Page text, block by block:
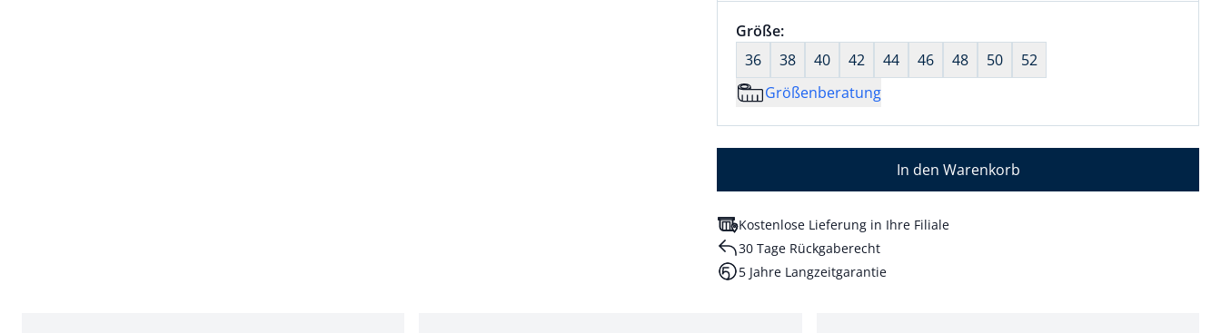
Größenauswahl:
Größe:nichts ausgewählt
36
38 40 42 44 46 48 50
52
Größenberatung
In den Warenkorb
Kostenlose Lieferung in Ihre Filiale
30 Tage Rückgaberecht
5 Jahre Langzeitgarantie